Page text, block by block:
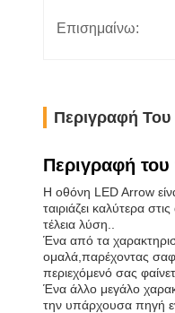
Επισημαίνω:
Περιγραφή Του
Περιγραφή του
Η οθόνη LED Arrow
ταιριάζει καλύτερα
τέλεια λύση..
Ένα από τα
ομαλά,παρέχοντας
περιεχόμενό σας
Ένα άλλο μεγάλο
την υπάρχουσα πηγή